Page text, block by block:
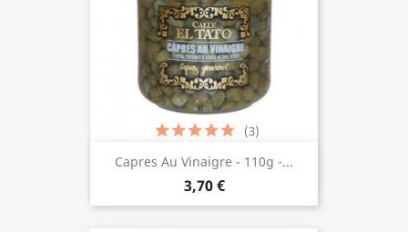
Capres Au Vinaigre - 110g -...
3,70 €
(3)